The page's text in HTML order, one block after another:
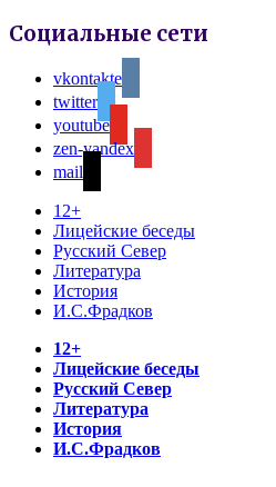
Социальные сети
vkontakte
twitter
youtube
zen-yandex
mail
12+
Лицейские беседы
Русский Север
Литература
История
И.С.Фрадков
12+
Лицейские беседы
Русский Север
Литература
История
И.С.Фрадков